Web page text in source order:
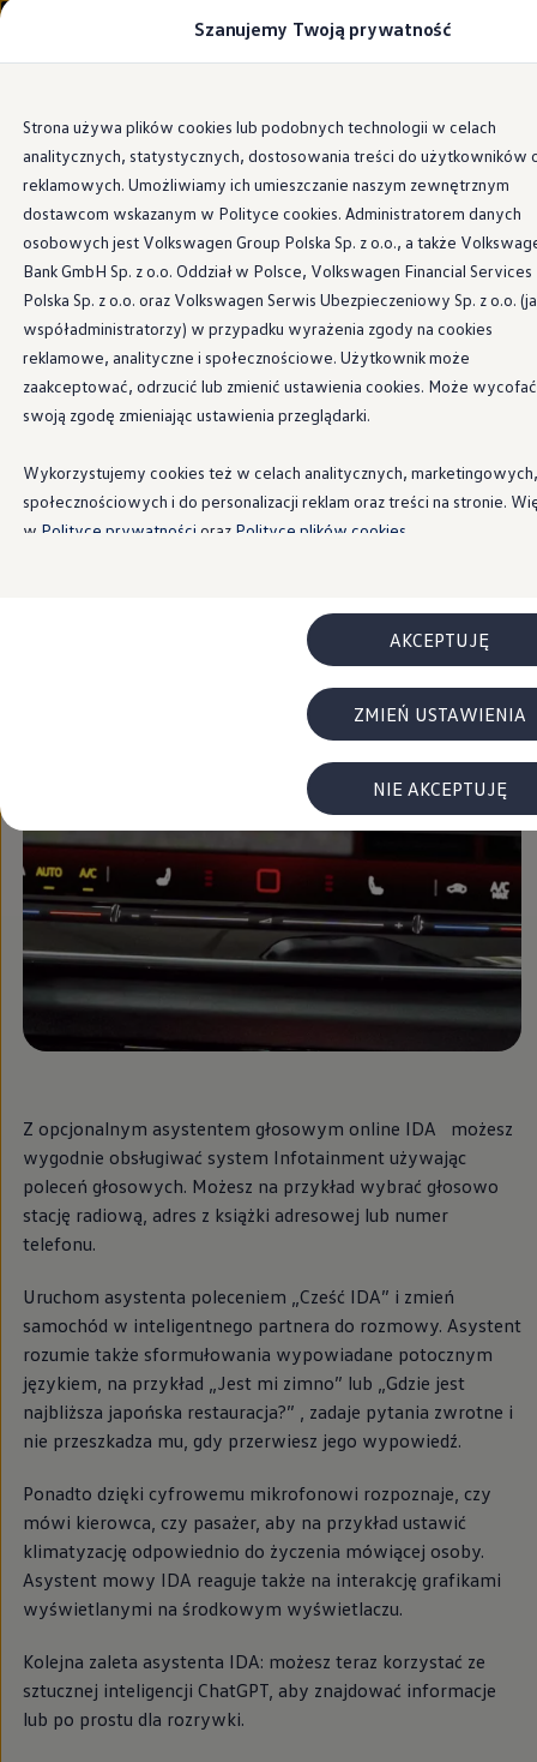
głównej
zawartości
do
stopki
Modele i konfigurator
Auta dostępne od ręki
Cenniki
Modele elektryczne i elektromobilność
Modele elektryczne
Modele elektryczne
Samochody hybrydowe
Przyszłe modele i auta koncepcyjne
ID.4 GTX Xtreme
ID.5 GTX “Xcite”
Nowy ID. Polo GTI
Ładowanie i zasięg
Ładowanie samochodu elektrycznego w domu
Ładowanie samochodu elektrycznego w trasie
Zasięg samochodów elektrycznych
Sposoby płatności
Korzyści i koszty
Koszty utrzymania
Leasing
Najem
Baterie wysokonapięciowe aut elektrycznych
Wyświetlacz head-up z rozszerzoną
System hamowania i odzyskiwanie energii
ID. Sound – poznaj wyjątkowy dźwięk
Strategia Way to Zero
Pozyskiwanie surowców przez recykling
BlueMotion Technologies
WLTP – zużycie paliwa i emisja CO₂
Recykling samochodów
Recykling baterii i akumulatorów
Oprogramowanie i łączność
ID. Software 6
ID. Software i aktualizacje
Interfejs do Twojego ID.
Zakup, finansowanie i ubezpieczenia
Oferty promocyjne
Promocje na nowe samochody – SUV-y,
Oferty nowych i używanych aut
Leasing
Najem
Finansowanie aut używanych
Finansowanie dla firm
Kalkulator finansowy
Finansowanie aut używanych
Kalkulator finansowy
Ubezpieczenia i gwarancje
Ubezpieczenia komunikacyjne
Ubezpieczenie GAP/RTI
Gwarancje
Zakup i finansowanie dla biznesu
Leasing dla biznesu
Duża flota
Elektromobilność dla firm
Skonfiguruj Volkswagena
Poradnik kupującego
Volkswagen dla biznesu
Serwis, akcesoria i aktualizacje
Serwis i części
Przegląd okresowy
Naprawy i przeglądy
Olej silnikowy i płyny eksploatacyjne
Koła i opony
Asystent głosowy IDA
Powiedz swojemu
Golfowi „Cześć”
Z opcjonalnym asystentem głosowym online IDA
możesz
wygodnie obsługiwać system Infotainment używając
poleceń głosowych. Możesz na przykład wybrać głosowo
stację radiową, adres z książki adresowej lub numer
telefonu.
Uruchom asystenta poleceniem „Cześć IDA” i zmień
samochód w inteligentnego partnera do rozmowy. Asystent
rozumie także sformułowania wypowiadane potocznym
językiem, na przykład „Jest mi zimno” lub „Gdzie jest
najbliższa japońska restauracja?” , zadaje pytania zwrotne i
nie przeszkadza mu, gdy przerwiesz jego wypowiedź.
Ponadto dzięki cyfrowemu mikrofonowi rozpoznaje, czy
mówi kierowca, czy pasażer, aby na przykład ustawić
klimatyzację odpowiednio do życzenia mówiącej osoby.
Asystent mowy IDA reaguje także na interakcję grafikami
wyświetlanymi na środkowym wyświetlaczu.
Kolejna zaleta asystenta IDA: możesz teraz korzystać ze
sztucznej inteligencji ChatGPT, aby znajdować informacje
lub po prostu dla rozrywki.
Szanujemy Twoją prywatność
Strona używa plików cookies lub podobnych technologii w celach
analitycznych, statystycznych, dostosowania treści do użytkowników
reklamowych. Umożliwiamy ich umieszczanie naszym zewnętrznym
dostawcom wskazanym w Polityce cookies. Administratorem danych
osobowych jest Volkswagen Group Polska Sp. z o.o., a także
Bank GmbH Sp. z o.o. Oddział w Polsce, Volkswagen Financial Services
Polska Sp. z o.o. oraz Volkswagen Serwis Ubezpieczeniowy Sp. z o.o.
współadministratorzy) w przypadku wyrażenia zgody na cookies
reklamowe, analityczne i społecznościowe. Użytkownik może
zaakceptować, odrzucić lub zmienić ustawienia cookies. Może wycofać
swoją zgodę zmieniając ustawienia przeglądarki.
Wykorzystujemy cookies też w celach analitycznych, marketingowych,
społecznościowych i do personalizacji reklam oraz treści na stronie.
w Polityce prywatności oraz Polityce plików cookies.
AKCEPTUJĘ
NIE AKCEPTUJĘ
ZMIEŃ USTAWIENIA